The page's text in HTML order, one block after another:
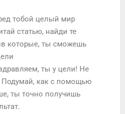
тобой целый мир
статью, найди те
которые, ты сможешь
ты у цели! Не
Подумай, как с помощью
ты точно получишь